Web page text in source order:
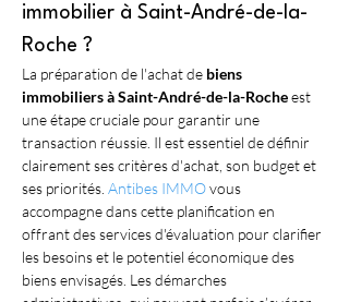
immobilier à Saint-André-de-la-
Roche ?
La préparation de l'achat de biens
immobiliers à Saint-André-de-la-Roche est
une étape cruciale pour garantir une
transaction réussie. Il est essentiel de définir
clairement ses critères d'achat, son budget et
ses priorités. Antibes IMMO vous
accompagne dans cette planification en
offrant des services d'évaluation pour clarifier
les besoins et le potentiel économique des
biens envisagés. Les démarches